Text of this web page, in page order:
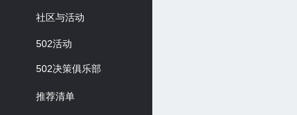
社区与活动
502活动
502决策俱乐部
推荐清单